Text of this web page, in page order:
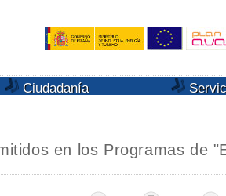
Ciudadanía
en los Programas de